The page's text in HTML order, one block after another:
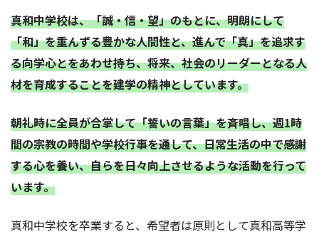
真和中学校は、「誠・信・望」のもとに、明朗にして
「和」を重んずる豊かな人間性と、進んで「真」を追求す
る向学心とをあわせ持ち、将来、社会のリーダーとなる人
材を育成することを建学の精神としています。
朝礼時に全員が合掌して「誓いの言葉」を斉唱し、週1時
間の宗教の時間や学校行事を通して、日常生活の中で感謝
する心を養い、自らを日々向上させるような活動を行って
います。
真和中学校を卒業すると、希望者は原則として真和高等学